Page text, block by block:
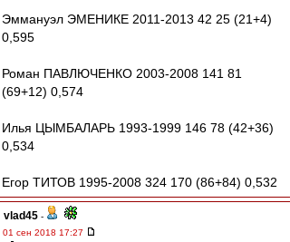
Эммануэл ЭМЕНИКЕ 2011-2013 42 25 (21+4)
0,595
Роман ПАВЛЮЧЕНКО 2003-2008 141 81
(69+12) 0,574
Илья ЦЫМБАЛАРЬ 1993-1999 146 78 (42+36)
0,534
Егор ТИТОВ 1995-2008 324 170 (86+84) 0,532
vlad45 -
01 сен 2018 17:27